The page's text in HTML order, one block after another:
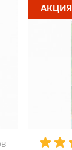
АКЦИЯ